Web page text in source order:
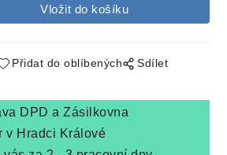
Přidat do oblíbených Sdílet
DPD a Zásilkovna
v Hradci Králové